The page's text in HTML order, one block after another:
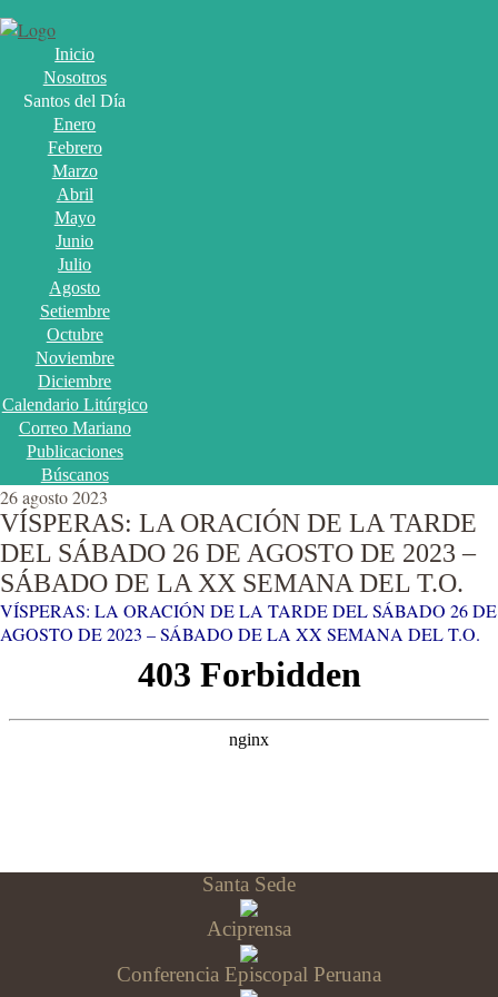
Inicio
Nosotros
Santos del Día
Enero
Febrero
Marzo
Abril
Mayo
Junio
Julio
Agosto
Setiembre
Octubre
Noviembre
Diciembre
Calendario Litúrgico
Correo Mariano
Publicaciones
Búscanos
26 agosto 2023
VÍSPERAS: LA ORACIÓN DE LA TARDE
DEL SÁBADO 26 DE AGOSTO DE 2023 –
SÁBADO DE LA XX SEMANA DEL T.O.
VÍSPERAS: LA ORACIÓN DE LA TARDE DEL SÁBADO 26 DE
AGOSTO DE 2023 – SÁBADO DE LA XX SEMANA DEL T.O.
Santa Sede
Aciprensa
Conferencia Episcopal Peruana